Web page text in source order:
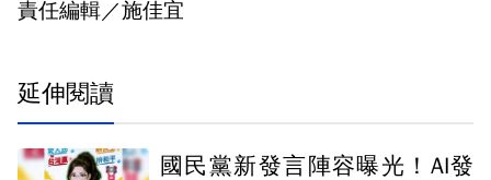
責任編輯／施佳宜
延伸閱讀
國民黨新發言陣容曝光！AI發